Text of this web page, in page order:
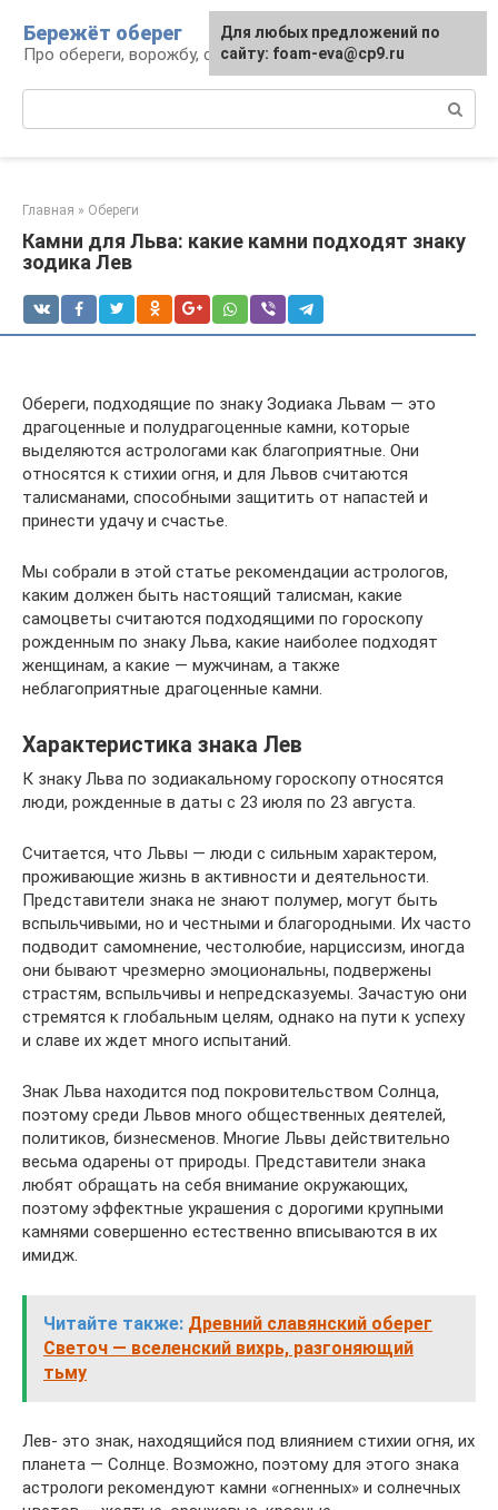
контенту
Бережёт оберег
Про обереги, ворожбу, сны и гадания
Главная » Обереги
Камни для Льва: какие камни подходят знаку
зодика Лев
Обереги, подходящие по знаку Зодиака Львам — это
драгоценные и полудрагоценные камни, которые
выделяются астрологами как благоприятные. Они
относятся к стихии огня, и для Львов считаются
талисманами, способными защитить от напастей и
принести удачу и счастье.
Мы собрали в этой статье рекомендации астрологов,
каким должен быть настоящий талисман, какие
самоцветы считаются подходящими по гороскопу
рожденным по знаку Льва, какие наиболее подходят
женщинам, а какие — мужчинам, а также
неблагоприятные драгоценные камни.
Характеристика знака Лев
К знаку Льва по зодиакальному гороскопу относятся
люди, рожденные в даты с 23 июля по 23 августа.
Считается, что Львы — люди с сильным характером,
проживающие жизнь в активности и деятельности.
Представители знака не знают полумер, могут быть
вспыльчивыми, но и честными и благородными. Их часто
подводит самомнение, честолюбие, нарциссизм, иногда
они бывают чрезмерно эмоциональны, подвержены
страстям, вспыльчивы и непредсказуемы. Зачастую они
стремятся к глобальным целям, однако на пути к успеху
и славе их ждет много испытаний.
Знак Льва находится под покровительством Солнца,
поэтому среди Львов много общественных деятелей,
политиков, бизнесменов. Многие Львы действительно
весьма одарены от природы. Представители знака
любят обращать на себя внимание окружающих,
поэтому эффектные украшения с дорогими крупными
камнями совершенно естественно вписываются в их
имидж.
Читайте также: Древний славянский оберег
Светоч — вселенский вихрь, разгоняющий
тьму
Лев- это знак, находящийся под влиянием стихии огня, их
планета — Солнце. Возможно, поэтому для этого знака
астрологи рекомендуют камни «огненных» и солнечных
Для любых предложений по
сайту: foam-eva@cp9.ru